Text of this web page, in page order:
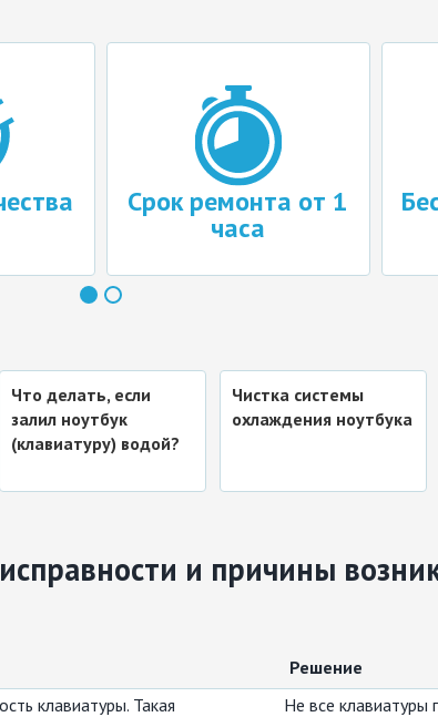
Срок ремонта от 1
часа
Что делать, если
залил ноутбук
(клавиатуру) водой?
Чистка системы
охлаждения ноутбука
и причины
Решение
клавиатуры. Такая
Не все